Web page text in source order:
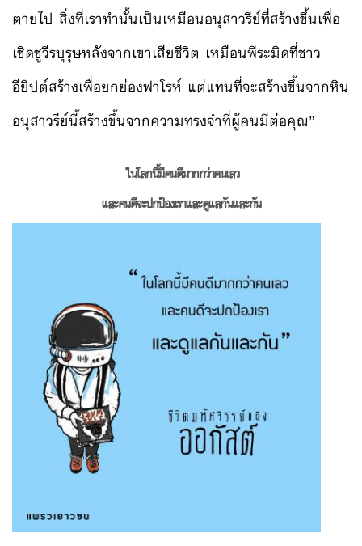
ตายไป สิ่งที่เราทำนั้นเป็นเหมือนอนุสาวรีย์ที่สร้างขึ้นเพื่อ
เชิดชูวีรบุรุษหลังจากเขาเสียชีวิต เหมือนพีระมิดที่ชาว
อียิปต์สร้างเพื่อยกย่องฟาโรห์ แต่แทนที่จะสร้างขึ้นจากหิน
อนุสาวรีย์นี้สร้างขึ้นจากความทรงจำที่ผู้คนมีต่อคุณ”
ในโลกนี้มีคนดีมากกว่าคนเลว
และคนดีจะปกป้องเราและดูแลกันและกัน